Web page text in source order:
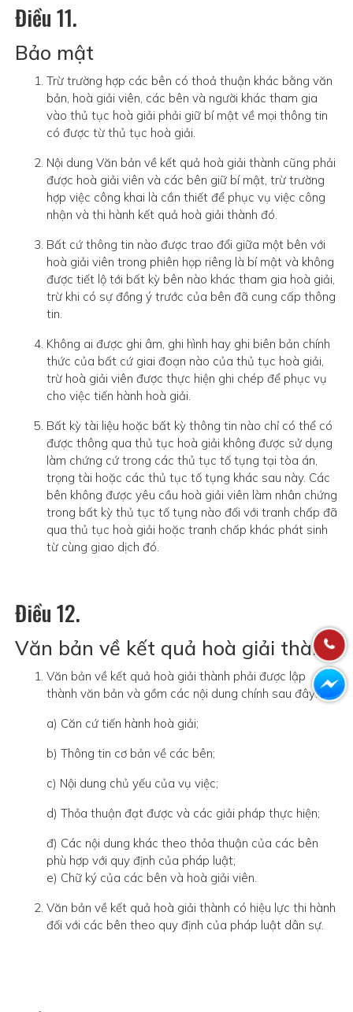
Điều 11.
Bảo mật
Trừ trường hợp các bên có thoả thuận khác bằng văn
bản, hoà giải viên, các bên và người khác tham gia
vào thủ tục hoà giải phải giữ bí mật về mọi thông tin
có được từ thủ tục hoà giải.
Nội dung Văn bản về kết quả hoà giải thành cũng phải
được hoà giải viên và các bên giữ bí mật, trừ trường
hợp việc công khai là cần thiết để phục vụ việc công
nhận và thi hành kết quả hoà giải thành đó.
Bất cứ thông tin nào được trao đổi giữa một bên với
hoà giải viên trong phiên họp riêng là bí mật và không
được tiết lộ tới bất kỳ bên nào khác tham gia hoà giải,
trừ khi có sự đồng ý trước của bên đã cung cấp thông
tin.
Không ai được ghi âm, ghi hình hay ghi biên bản chính
thức của bất cứ giai đoạn nào của thủ tục hoà giải,
trừ hoà giải viên được thực hiện ghi chép để phục vụ
cho việc tiến hành hoà giải.
Bất kỳ tài liệu hoặc bất kỳ thông tin nào chỉ có thể có
được thông qua thủ tục hoà giải không được sử dụng
làm chứng cứ trong các thủ tục tố tụng tại tòa án,
trọng tài hoặc các thủ tục tố tụng khác sau này. Các
bên không được yêu cầu hoà giải viên làm nhân chứng
trong bất kỳ thủ tục tố tụng nào đối với tranh chấp đã
qua thủ tục hoà giải hoặc tranh chấp khác phát sinh
từ cùng giao dịch đó.
Điều 12.
Văn bản về kết quả hoà giải thành
Văn bản về kết quả hoà giải thành phải được lập
thành văn bản và gồm các nội dung chính sau đây:
a) Căn cứ tiến hành hoà giải;
b) Thông tin cơ bản về các bên;
c) Nội dung chủ yếu của vụ việc;
d) Thỏa thuận đạt được và các giải pháp thực hiện;
đ) Các nội dung khác theo thỏa thuận của các bên
phù hợp với quy định của pháp luật;
e) Chữ ký của các bên và hoà giải viên.
Văn bản về kết quả hoà giải thành có hiệu lực thi hành
đối với các bên theo quy định của pháp luật dân sự.